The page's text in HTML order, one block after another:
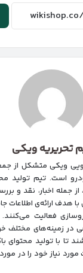
تحریریه ویکی
ویکی متشکل از
است. تیم تولید
جمله اخبار، نقد و
هدف ارائه‌ی اطلاعات
فعالیت می‌کنند.
در زمینه‌های مختلف
تا با تولید محتوای
مورد نیاز خود را در